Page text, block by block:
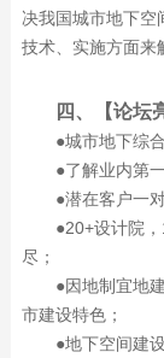
决我国城市地下空
技术、实施方面来
四、【论坛
●城市地下综
●了解业内第
●潜在客户一
●20+设计院
尽；
●因地制宜地
市建设特色；
●地下空间建